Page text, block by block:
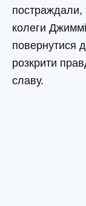
постраждали,
колеги
повернутися
розкрити
славу.